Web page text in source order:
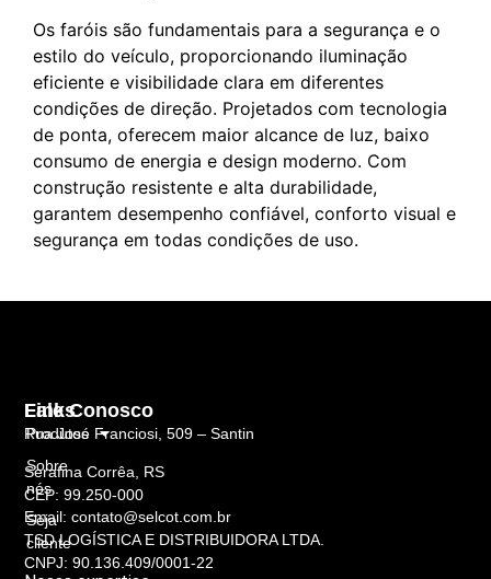
Os faróis são fundamentais para a segurança e o
estilo do veículo, proporcionando iluminação
eficiente e visibilidade clara em diferentes
condições de direção. Projetados com tecnologia
de ponta, oferecem maior alcance de luz, baixo
consumo de energia e design moderno. Com
construção resistente e alta durabilidade,
garantem desempenho confiável, conforto visual e
segurança em todas condições de uso.
Links
Produtos
Sobre
nós
Seja
cliente
Fale Conosco
Rua José Franciosi, 509 – Santin
Serafina Corrêa, RS
CEP: 99.250-000
Email: contato@selcot.com.br
TSD LOGÍSTICA E DISTRIBUIDORA LTDA.
CNPJ: 90.136.409/0001-22